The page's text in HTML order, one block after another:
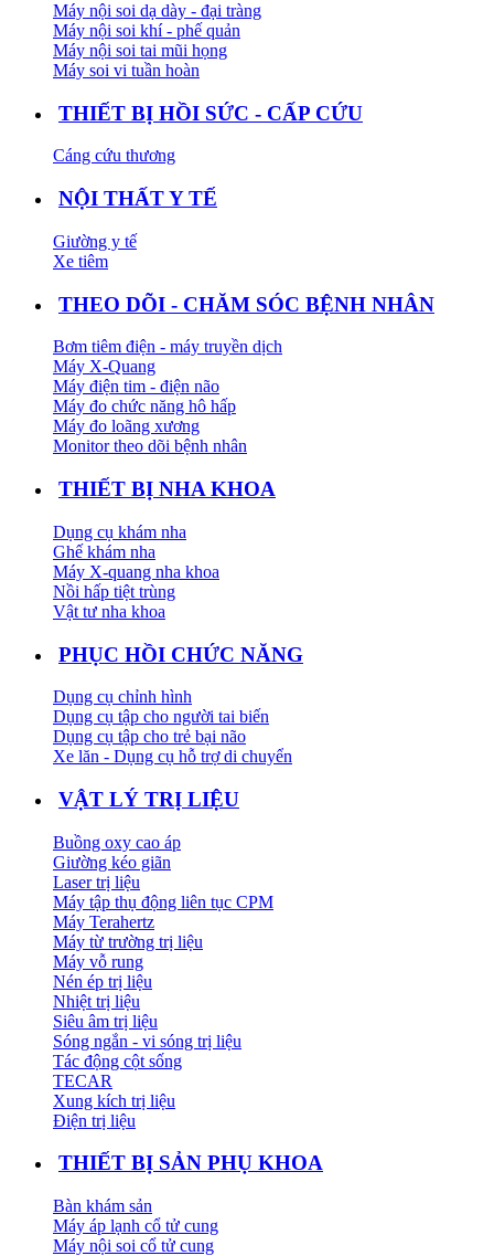
Máy nội soi dạ dày - đại tràng
Máy nội soi khí - phế quản
Máy nội soi tai mũi họng
Máy soi vi tuần hoàn
THIẾT BỊ HỒI SỨC - CẤP CỨU
Cáng cứu thương
NỘI THẤT Y TẾ
Giường y tế
Xe tiêm
THEO DÕI - CHĂM SÓC BỆNH NHÂN
Bơm tiêm điện - máy truyền dịch
Máy X-Quang
Máy điện tim - điện não
Máy đo chức năng hô hấp
Máy đo loãng xương
Monitor theo dõi bệnh nhân
THIẾT BỊ NHA KHOA
Dụng cụ khám nha
Ghế khám nha
Máy X-quang nha khoa
Nồi hấp tiệt trùng
Vật tư nha khoa
PHỤC HỒI CHỨC NĂNG
Dụng cụ chỉnh hình
Dụng cụ tập cho người tai biến
Dụng cụ tập cho trẻ bại não
Xe lăn - Dụng cụ hỗ trợ di chuyển
VẬT LÝ TRỊ LIỆU
Buồng oxy cao áp
Giường kéo giãn
Laser trị liệu
Máy tập thụ động liên tục CPM
Máy Terahertz
Máy từ trường trị liệu
Máy vỗ rung
Nén ép trị liệu
Nhiệt trị liệu
Siêu âm trị liệu
Sóng ngắn - vi sóng trị liệu
Tác động cột sống
TECAR
Xung kích trị liệu
Điện trị liệu
THIẾT BỊ SẢN PHỤ KHOA
Bàn khám sản
Máy áp lạnh cổ tử cung
Máy nội soi cổ tử cung